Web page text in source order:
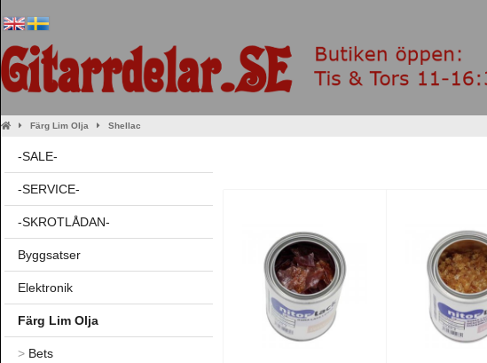
Färg Lim Olja Shellac
-SALE-
-SERVICE-
-SKROTLÅDAN-
Byggsatser
Elektronik
Färg Lim Olja
> Bets